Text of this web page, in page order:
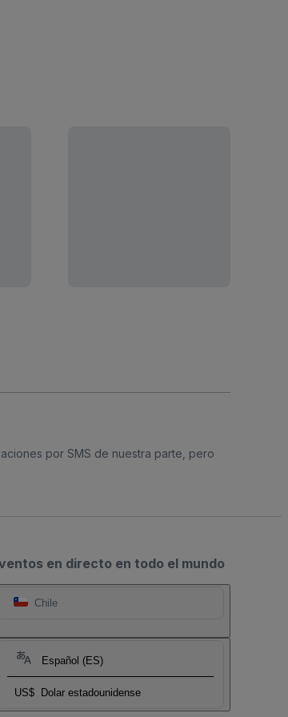
por SMS de nuestra parte, pero
en directo en todo el mundo
Chile
Español (ES)
US$ Dolar estadounidense